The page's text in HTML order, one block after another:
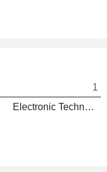
1
Electronic Technology